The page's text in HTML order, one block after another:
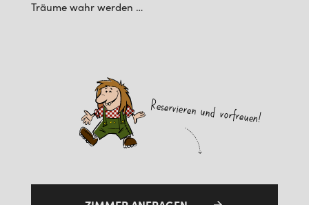
Träume wahr werden …
Reservieren und vorfreuen!